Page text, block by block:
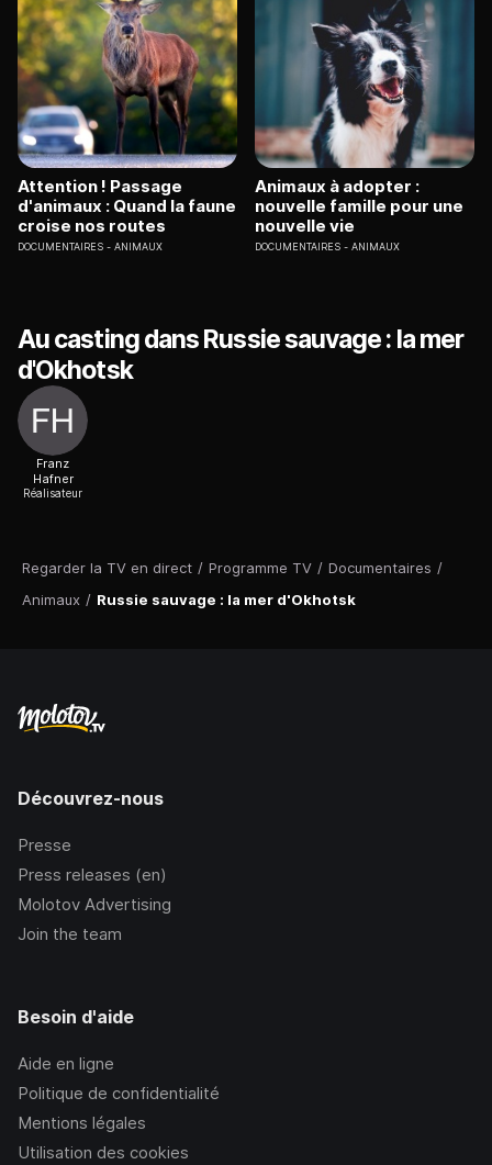
Regarder la TV en direct / Programme TV / Documentaires /
Animaux / Russie sauvage : la mer d'Okhotsk
Attention ! Passage
d'animaux : Quand la faune
croise nos routes
DOCUMENTAIRES ANIMAUX
Animaux à adopter :
nouvelle famille pour une
nouvelle vie
DOCUMENTAIRES ANIMAUX
Au casting dans Russie sauvage : la mer
d'Okhotsk
Franz
Hafner
Réalisateur
Découvrez-nous
Presse
Press releases (en)
Molotov Advertising
Join the team
Besoin d'aide
Aide en ligne
Politique de confidentialité
Mentions légales
Utilisation des cookies